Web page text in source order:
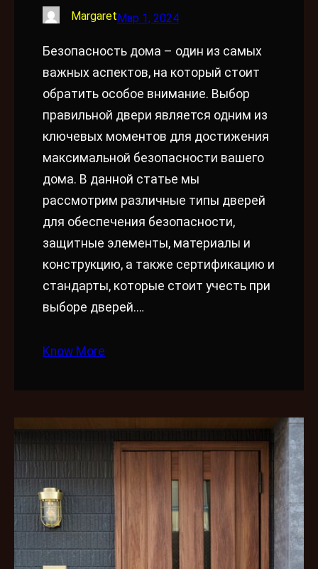
MargaretМар 1, 2024
Безопасность дома – один из самых
важных аспектов, на который стоит
обратить особое внимание. Выбор
правильной двери является одним из
ключевых моментов для достижения
максимальной безопасности вашего
дома. В данной статье мы
рассмотрим различные типы дверей
для обеспечения безопасности,
защитные элементы, материалы и
конструкцию, а также сертификацию и
стандарты, которые стоит учесть при
выборе дверей.…
Know More